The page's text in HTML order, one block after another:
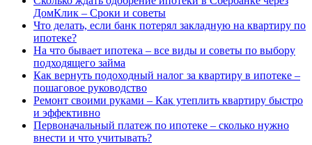
ДомКлик – Сроки и советы
Что делать, если банк потерял закладную на квартиру по
ипотеке?
На что бывает ипотека – все виды и советы по выбору
подходящего займа
Как вернуть подоходный налог за квартиру в ипотеке –
пошаговое руководство
Ремонт своими руками – Как утеплить квартиру быстро
и эффективно
Первоначальный платеж по ипотеке – сколько нужно
внести и что учитывать?